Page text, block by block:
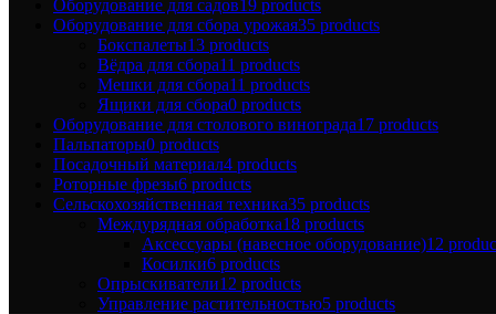
Оборудование для садов19 products
Оборудование для сбора урожая35 products
Бокспалеты13 products
Вёдра для сбора11 products
Мешки для сбора11 products
Ящики для сбора0 products
Оборудование для столового винограда17 products
Пальпаторы0 products
Посадочный материал4 products
Роторные фрезы6 products
Сельскохозяйственная техника35 products
Междурядная обработка18 products
Аксессуары (навесное оборудование)12
Косилки6 products
Опрыскиватели12 products
Управление растительностью5 products